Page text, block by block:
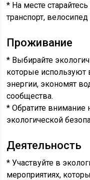
* На месте
транспорт,
Проживание
* Выбирайте
которые используют
энергии, экономят
сообщества.
* Обратите внимание
экологической
Деятельность
* Участвуйте в
мероприятиях,